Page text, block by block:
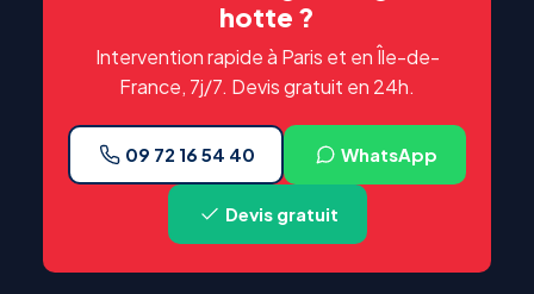
hotte ?
Intervention rapide à Paris et en Île-de-
France, 7j/7. Devis gratuit en 24h.
09 72 16 54 40 WhatsApp
Devis gratuit